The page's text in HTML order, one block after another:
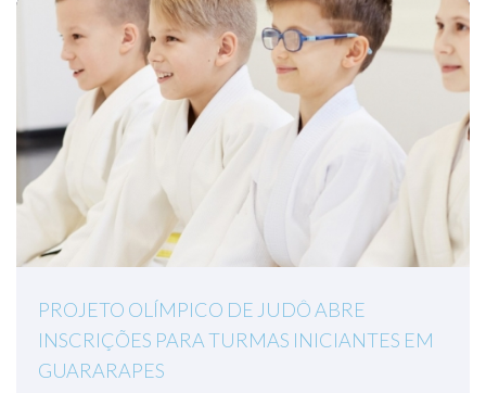
PROJETO OLÍMPICO DE JUDÔ ABRE
INSCRIÇÕES PARA TURMAS INICIANTES EM
GUARARAPES